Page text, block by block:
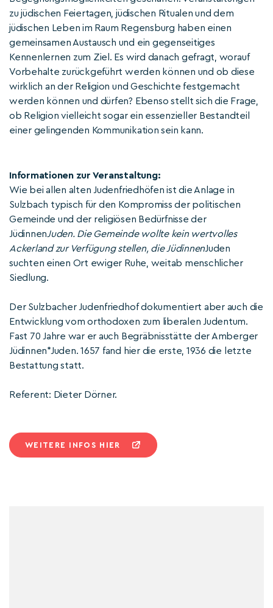
zu jüdischen Feiertagen, jüdischen Ritualen und dem
jüdischen Leben im Raum Regensburg haben einen
gemeinsamen Austausch und ein gegenseitiges
Kennenlernen zum Ziel. Es wird danach gefragt, worauf
Vorbehalte zurückgeführt werden können und ob diese
wirklich an der Religion und Geschichte festgemacht
werden können und dürfen? Ebenso stellt sich die Frage,
ob Religion vielleicht sogar ein essenzieller Bestandteil
einer gelingenden Kommunikation sein kann.
Informationen zur Veranstaltung:
Wie bei allen alten Judenfriedhöfen ist die Anlage in
Sulzbach typisch für den Kompromiss der politischen
Gemeinde und der religiösen Bedürfnisse der
Jüdinnen Juden. Die Gemeinde wollte kein wertvolles
Ackerland zur Verfügung stellen, die JüdinnenJuden
suchten einen Ort ewiger Ruhe, weitab menschlicher
Siedlung.
Der Sulzbacher Judenfriedhof dokumentiert aber auch die
Entwicklung vom orthodoxen zum liberalen Judentum.
Fast 70 Jahre war er auch Begräbnisstätte der Amberger
Jüdinnen*Juden. 1657 fand hier die erste, 1936 die letzte
Bestattung statt.
Referent: Dieter Dörner.
WEITERE INFOS HIER